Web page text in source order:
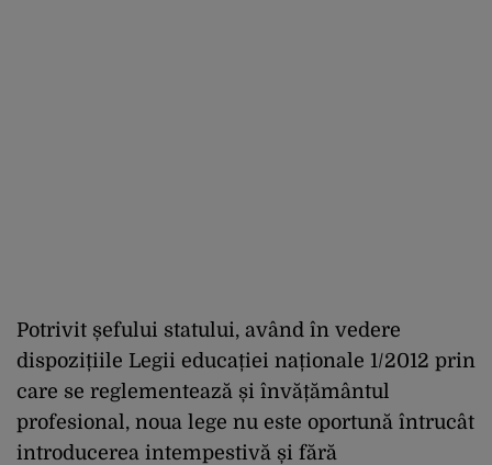
Potrivit șefului statului, având în vedere
dispozițiile Legii educației naționale 1/2012 prin
care se reglementează și învățământul
profesional, noua lege nu este oportună întrucât
introducerea intempestivă și fără